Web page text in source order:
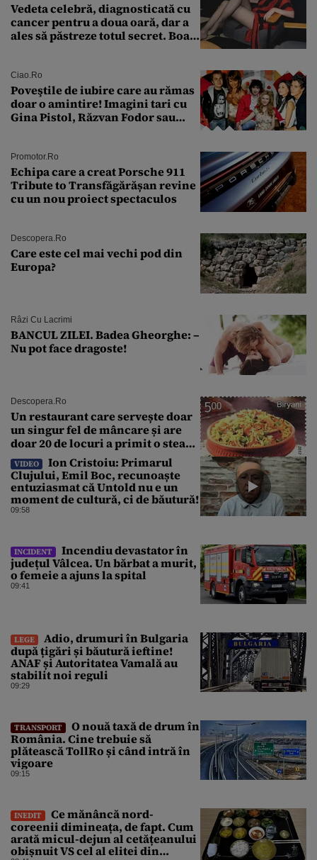
Vedeta celebră, diagnosticată cu
cancer pentru a doua oară, dar a
ales să păstreze totul secret. Boala
Ciao.ro
Poveştile de iubire care au rămas
doar o amintire! Imagini tari cu
Gina Pistol, Răzvan Fodor sau
Promotor.ro
Echipa care a creat Porsche 911
Tribute to Transfăgărășan revine
cu un nou proiect spectaculos
Descopera.ro
Care este cel mai vechi pod din
Europa?
Râzi Cu Lacrimi
BANCUL ZILEI. Badea Gheorghe: –
Nu pot face dragoste!
Descopera.ro
Un restaurant care servește doar
un singur fel de mâncare și are
doar 20 de locuri a primit o stea
Michelin
VIDEO
Ion Cristoiu: Primarul
Clujului, Emil Boc, recunoaște
entuziasmat că Untold nu e un
moment de cultură, ci de băutură!
09:58
INCIDENT
Incendiu devastator în
județul Vâlcea. Un bărbat a murit,
o femeie a ajuns la spital
09:41
LEGE
Adio, drumuri în Bulgaria
după țigări și băutură ieftine!
ANAF și Autoritatea Vamală au
stabilit noi reguli
09:29
TRANSPORT
O nouă taxă de drum în
România. Cine trebuie să
plătească TollRo și când intră în
vigoare
09:15
INEDIT
Ce mănâncă nord-
coreenii dimineața, de fapt. Cum
arată micul-dejun al cetățeanului
obișnuit VS cel al elitei din